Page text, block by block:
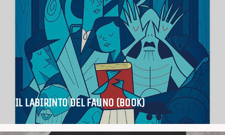
IL LABIRINTO DEL FAUNO (BOOK)